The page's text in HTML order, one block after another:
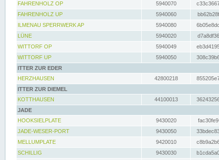
FAHRENHOLZ OP
5940070
FAHRENHOLZ UP
5940060
ILMENAU SPERRWERK AP
5940080
LÜNE
5940020
WITTORF OP
5940049
WITTORF UP
5940050
ITTER ZUR EDER
HERZHAUSEN
42800218
ITTER ZUR DIEMEL
KOTTHAUSEN
44100013
JADE
HOOKSIELPLATE
9430020
JADE-WESER-PORT
9430050
MELLUMPLATE
9420010
SCHILLIG
9430030